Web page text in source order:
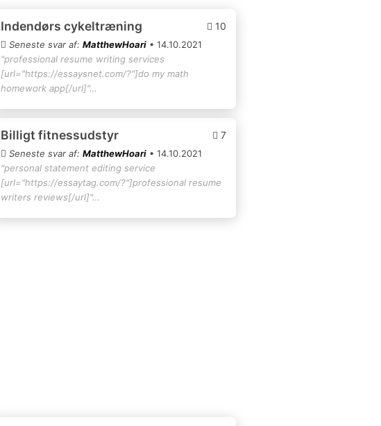
Indendørs cykeltræning 10
Seneste svar af: MatthewHoari• 14.10.2021
"professional resume writing services
[url="https://essaysnet.com/?"]do my math
homework app[/url]"…
Billigt fitnessudstyr 7
Seneste svar af: MatthewHoari• 14.10.2021
"personal statement editing service
[url="https://essaytag.com/?"]professional resume
writers reviews[/url]"…